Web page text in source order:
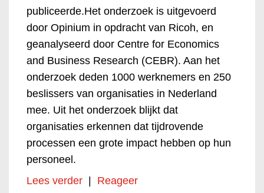
publiceerde.Het onderzoek is uitgevoerd
door Opinium in opdracht van Ricoh, en
geanalyseerd door Centre for Economics
and Business Research (CEBR). Aan het
onderzoek deden 1000 werknemers en 250
beslissers van organisaties in Nederland
mee. Uit het onderzoek blijkt dat
organisaties erkennen dat tijdrovende
processen een grote impact hebben op hun
personeel.
Lees verder
Reageer